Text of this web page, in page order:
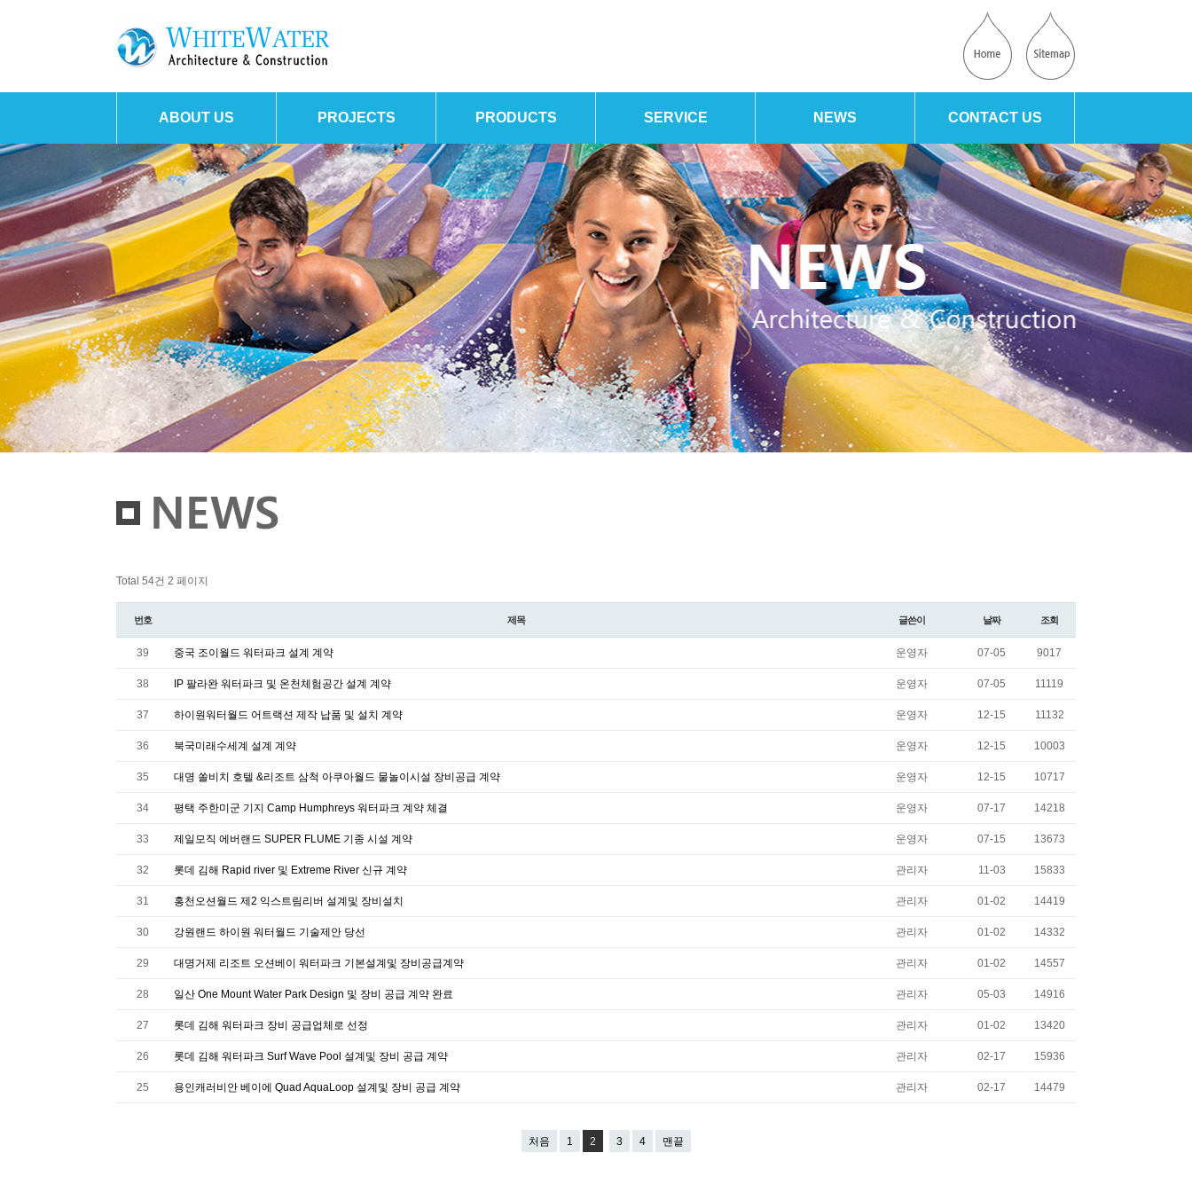
ABOUT US PROJECTS PRODUCTS SERVICE NEWS CONTACT US
Total 54건 2 페이지
번호 제목 글쓴이 날짜 조회
39 중국 조이월드 워터파크 설계 계약 운영자 07-05 9017
38 IP 팔라완 워터파크 및 온천체험공간 설계 계약 운영자 07-05 11119
37 하이원워터월드 어트랙션 제작 납품 및 설치 계약 운영자 12-15 11132
36 북국미래수세계 설계 계약 운영자 12-15 10003
35 대명 쏠비치 호텔 &리조트 삼척 아쿠아월드 물놀이시설 장비공급 계약 운영자 12-15 10717
34 평택 주한미군 기지 Camp Humphreys 워터파크 계약 체결 운영자 07-17 14218
33 제일모직 에버랜드 SUPER FLUME 기종 시설 계약 운영자 07-15 13673
32 롯데 김해 Rapid river 및 Extreme River 신규 계약 관리자 11-03 15833
31 홍천오션월드 제2 익스트림리버 설계및 장비설치 관리자 01-02 14419
30 강원랜드 하이원 워터월드 기술제안 당선 관리자 01-02 14332
29 대명거제 리조트 오션베이 워터파크 기본설계및 장비공급계약 관리자 01-02 14557
28 일산 One Mount Water Park Design 및 장비 공급 계약 완료 관리자 05-03 14916
27 롯데 김해 워터파크 장비 공급업체로 선정 관리자 01-02 13420
26 롯데 김해 워터파크 Surf Wave Pool 설계및 장비 공급 계약 관리자 02-17 15936
25 용인캐러비안 베이에 Quad AquaLoop 설계및 장비 공급 계약 관리자 02-17 14479
처음 1 2 3 4 맨끝